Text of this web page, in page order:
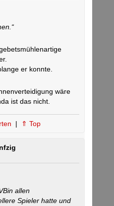
er konnte.
wäre
ist das nicht.
| ⇑ Top
allen
Spieler hatte und